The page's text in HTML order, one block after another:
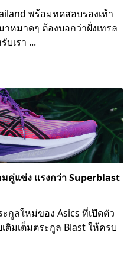
พร้อมทดสอบรองเท้า
าหมาดๆ ต้องบอกว่าฝั่งเทรล
บเรา ...
คู่แข่ง แรงกว่า Superblast
กูลใหม่ของ Asics ที่เปิดตัว
ติมเต็มตระกูล Blast ให้ครบ